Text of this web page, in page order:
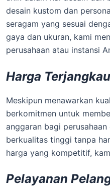
desain kustom dan
seragam yang sesuai
gaya dan ukuran, kami
perusahaan atau instansi
Harga
Meskipun menawarkan
berkomitmen untuk
anggaran bagi
berkualitas tinggi tanpa
harga yang kompetitif,
Pelayanan